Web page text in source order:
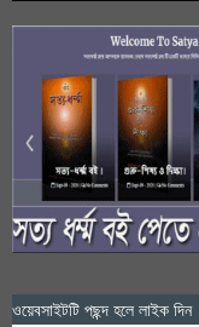
ওয়েবসাইটটি পছন্দ হলে লাইক দিন